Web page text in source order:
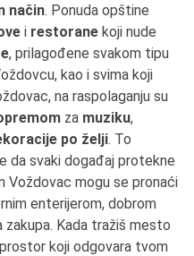
način. Ponuda opštine
i restorane koji nude
, prilagođene svakom tipu
kao i svima koji
na raspolaganju su
za muziku,
po želji. To
da svaki događaj protekne
Voždovac mogu se pronaći
enterijerom, dobrom
Kada tražiš mesto
koji odgovara tvom